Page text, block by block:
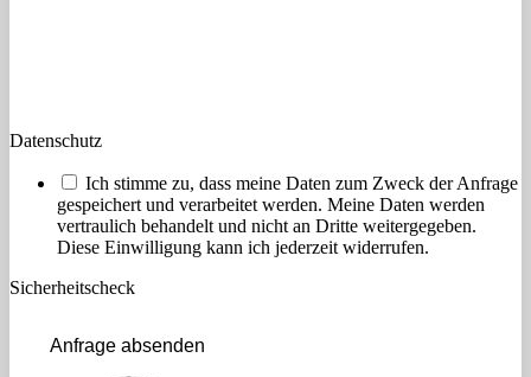
Datenschutz
Ich stimme zu, dass meine Daten zum Zweck der Anfrage
gespeichert und verarbeitet werden. Meine Daten werden
vertraulich behandelt und nicht an Dritte weitergegeben.
Diese Einwilligung kann ich jederzeit widerrufen.
Sicherheitscheck
Anfrage absenden